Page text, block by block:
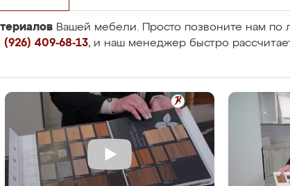
Вашей мебели. Просто позвоните нам по
(926) 409-68-13, и наш менеджер быстро